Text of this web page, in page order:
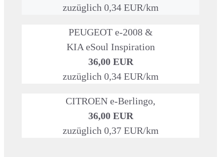
zuzüglich 0,34 EUR/km
PEUGEOT e-2008 &
KIA eSoul Inspiration
36,00 EUR
zuzüglich 0,34 EUR/km
CITROEN e-Berlingo,
36,00 EUR
zuzüglich 0,37 EUR/km